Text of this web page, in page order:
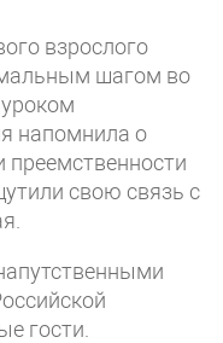
взрослого
шагом во
напомнила о
преемственности
свою связь с
гости.